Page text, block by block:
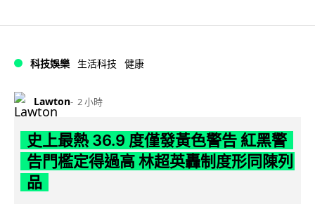
科技娛樂 生活科技 健康
Lawton 2 小時
史上最熱 36.9 度僅發黃色警告 紅黑警
告門檻定得過高 林超英轟制度形同陳列
品